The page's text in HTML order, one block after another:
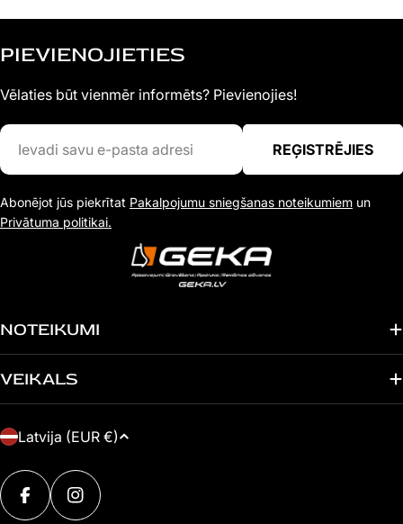
NOTEIKUMI
VEIKALS
PIEVIENOJIETIES
Vēlaties būt vienmēr informēts? Pievienojies!
Ievadi
savu
pasta
adresi
REĢISTRĒJIES
Abonējot jūs piekrītat Pakalpojumu sniegšanas noteikumiem un
Privātuma politikai.
V
A
L
Latvija (EUR €)
Maksājuma
metodes
FACEBOOKINSTAGRAM